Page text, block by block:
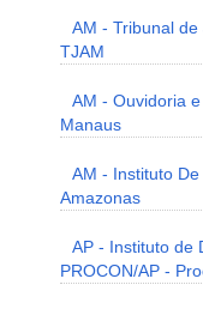
AM - Tribunal
TJAM
AM - Ouvidoria
Manaus
AM - Instituto
Amazonas
AP - Instituto de
PROCON/AP -